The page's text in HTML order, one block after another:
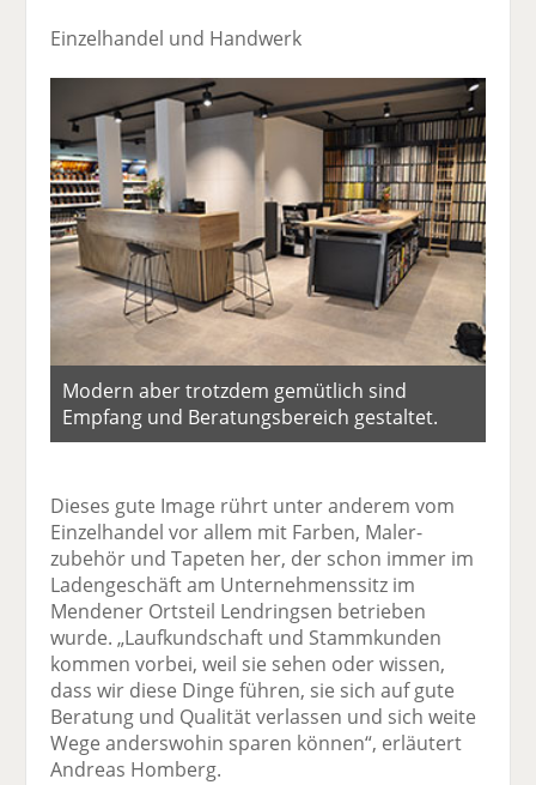
Einzelhandel und Handwerk
Modern aber trotzdem gemütlich sind
Empfang und Beratungsbereich gestaltet.
Dieses gute Image rührt unter anderem vom
Einzelhandel vor allem mit Farben, Maler­
zubehör und Tapeten her, der schon immer im
Ladengeschäft am Unternehmenssitz im
Mendener Ortsteil Lendringsen betrieben
wurde. „Laufkundschaft und Stammkunden
kommen vorbei, weil sie sehen oder wissen,
dass wir diese Dinge führen, sie sich auf gute
Beratung und Qualität verlassen und sich weite
Wege anderswohin sparen können“, er­läutert
Andreas Homberg.